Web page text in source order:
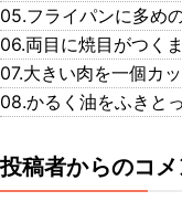
05.フライパンに多め
06.両目に焼目がつく
07.大きい肉を一個カ
08.かるく油をふきと
投稿者からのコメ